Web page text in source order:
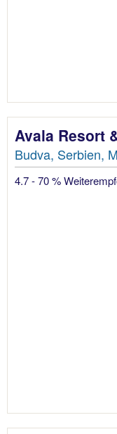
Avala Resort
Budva, Serbien,
4.7 - 70 %